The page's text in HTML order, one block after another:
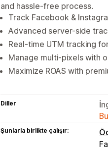
and hassle-free process.
Track Facebook &
Advanced server-side
Real-time UTM tracking
Manage multi-pixels with
Maximize ROAS with
Diller
Şunlarla birlikte çalışır: